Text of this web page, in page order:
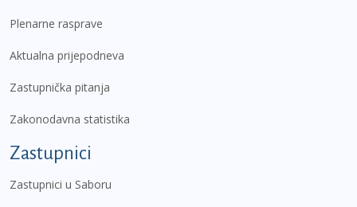
Plenarne rasprave
Aktualna prijepodneva
Zastupnička pitanja
Zakonodavna statistika
Zastupnici
Zastupnici u Saboru